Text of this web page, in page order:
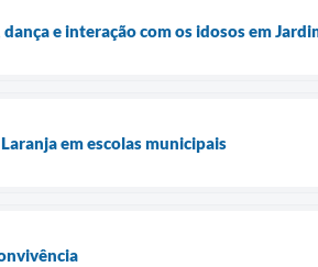
e interação com os idosos em
em escolas municipais